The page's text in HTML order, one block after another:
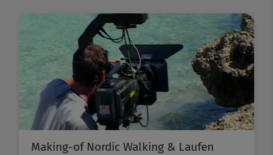
Making-of Nordic Walking & Laufen